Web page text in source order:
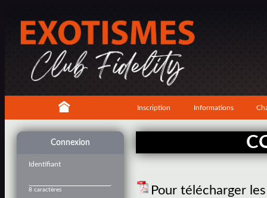
Inscription Informations
Connexion
Identifiant
8 caractères Pour télécharger